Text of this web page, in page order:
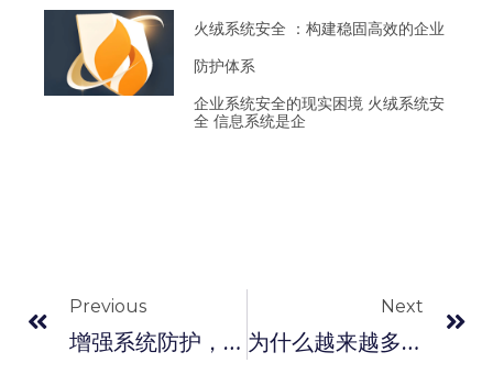
火绒系统安全 ：构建稳固高效的企业
防护体系
企业系统安全的现实困境 火绒系统安
全 信息系统是企
Previous
增强系统防护，从选择火绒安全软件开始
Next
为什么越来越多用户选择火绒安全客户端保护电脑？